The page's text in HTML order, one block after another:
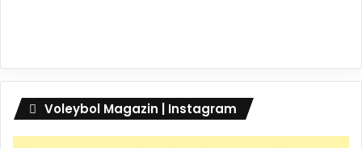
Voleybol Magazin | Instagram